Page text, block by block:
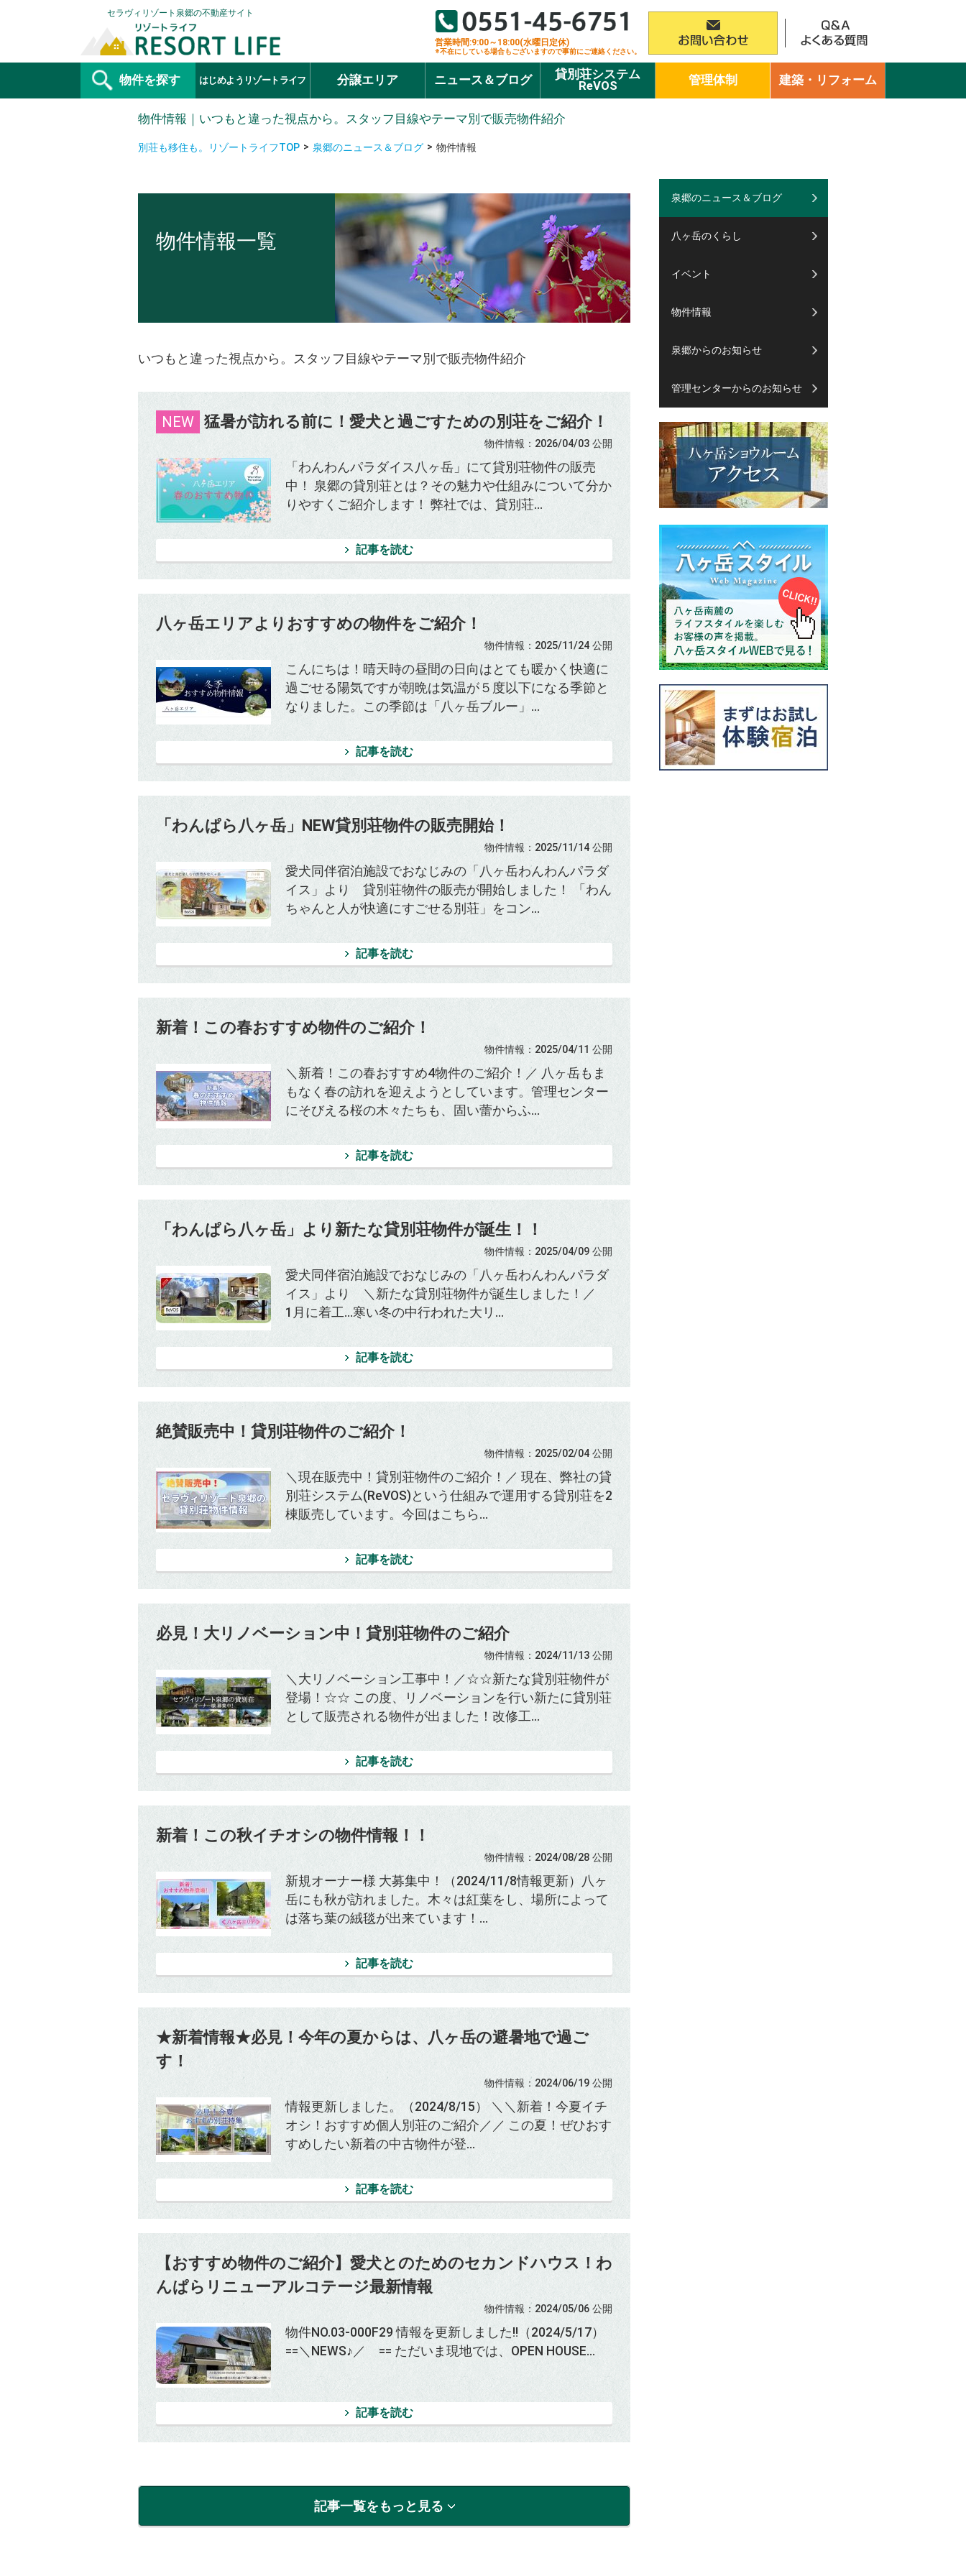
セラヴィリゾート泉郷の不動産サイト
営業時間:9:00～18:00(水曜日定休)
※不在にしている場合もございますので事前にご連絡ください。
物件を探す はじめようリゾートライフ 分譲エリア ニュース＆ブログ
貸別荘システム
ReVOS
管理体制 建築・リフォーム
物件情報｜いつもと違った視点から。スタッフ目線やテーマ別で販売物件紹介
別荘も移住も。リゾートライフTOP 泉郷のニュース＆ブログ 物件情報
物件情報一覧
いつもと違った視点から。スタッフ目線やテーマ別で販売物件紹介
NEW 猛暑が訪れる前に！愛犬と過ごすための別荘をご紹介！
物件情報 ：2026/04/03 公開
「わんわんパラダイス八ヶ岳」にて貸別荘物件の販売
中！ 泉郷の貸別荘とは？その魅力や仕組みについて分か
りやすくご紹介します！ 弊社では、貸別荘...
記事を読む
八ヶ岳エリアよりおすすめの物件をご紹介！
物件情報 ：2025/11/24 公開
こんにちは！晴天時の昼間の日向はとても暖かく快適に
過ごせる陽気ですが朝晩は気温が５度以下になる季節と
なりました。この季節は「八ヶ岳ブルー」...
記事を読む
「わんぱら八ヶ岳」NEW貸別荘物件の販売開始！
物件情報 ：2025/11/14 公開
愛犬同伴宿泊施設でおなじみの「八ヶ岳わんわんパラダ
イス」より 貸別荘物件の販売が開始しました！ 「わん
ちゃんと人が快適にすごせる別荘」をコン...
記事を読む
新着！この春おすすめ物件のご紹介！
物件情報 ：2025/04/11 公開
＼新着！この春おすすめ4物件のご紹介！／ 八ヶ岳もま
もなく春の訪れを迎えようとしています。管理センター
にそびえる桜の木々たちも、固い蕾からふ...
記事を読む
「わんぱら八ヶ岳」より新たな貸別荘物件が誕生！！
物件情報 ：2025/04/09 公開
愛犬同伴宿泊施設でおなじみの「八ヶ岳わんわんパラダ
イス」より ＼新たな貸別荘物件が誕生しました！／
1月に着工...寒い冬の中行われた大リ...
記事を読む
絶賛販売中！貸別荘物件のご紹介！
物件情報 ：2025/02/04 公開
＼現在販売中！貸別荘物件のご紹介！／ 現在、弊社の貸
別荘システム(ReVOS)という仕組みで運用する貸別荘を2
棟販売しています。今回はこちら...
記事を読む
必見！大リノベーション中！貸別荘物件のご紹介
物件情報 ：2024/11/13 公開
＼大リノベーション工事中！／☆☆新たな貸別荘物件が
登場！☆☆ この度、リノベーションを行い新たに貸別荘
として販売される物件が出ました！改修工...
記事を読む
新着！この秋イチオシの物件情報！！
物件情報 ：2024/08/28 公開
新規オーナー様 大募集中！（2024/11/8情報更新）八ヶ
岳にも秋が訪れました。木々は紅葉をし、場所によって
は落ち葉の絨毯が出来ています！...
記事を読む
★新着情報★必見！今年の夏からは、八ヶ岳の避暑地で過ご
す！
物件情報 ：2024/06/19 公開
情報更新しました。（2024/8/15） ＼＼新着！今夏イチ
オシ！おすすめ個人別荘のご紹介／／ この夏！ぜひおす
すめしたい新着の中古物件が登...
記事を読む
【おすすめ物件のご紹介】愛犬とのためのセカンドハウス！わ
んぱらリニューアルコテージ最新情報
物件情報 ：2024/05/06 公開
物件NO.03-000F29 情報を更新しました!!（2024/5/17）
==＼NEWS♪／ == ただいま現地では、OPEN HOUSE...
記事を読む
記事一覧をもっと見る
泉郷のニュース＆ブログ
八ヶ岳のくらし
イベント
物件情報
泉郷からのお知らせ
管理センターからのお知らせ